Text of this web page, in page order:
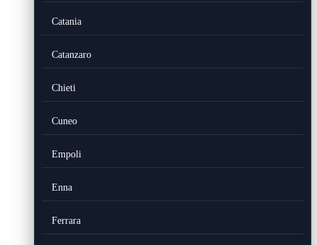
Catania
Catanzaro
Chieti
Cuneo
Empoli
Enna
Ferrara